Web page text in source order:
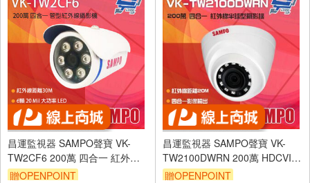
昌運監視器 SAMPO聲寶 VK-
TW2CF6 200萬 四合一 紅外線
管型攝影機 紅外線30M
贈OPENPOINT
昌運監視器 SAMPO聲寶 VK-
TW2100DWRN 200萬 HDCVI
紅外線半球型攝影機
贈OPENPOINT